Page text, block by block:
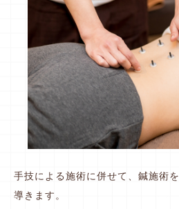
手技による施術に併せて、鍼施術
導きます。